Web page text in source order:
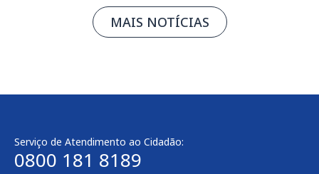
MAIS NOTÍCIAS
Serviço de Atendimento ao Cidadão:
0800 181 8189